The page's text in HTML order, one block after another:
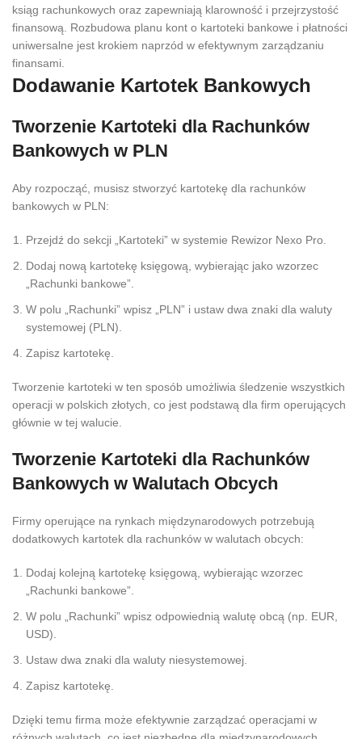
ksiąg rachunkowych oraz zapewniają klarowność i przejrzystość
finansową. Rozbudowa planu kont o kartoteki bankowe i płatności
uniwersalne jest krokiem naprzód w efektywnym zarządzaniu
finansami.
Dodawanie Kartotek Bankowych
Tworzenie Kartoteki dla Rachunków
Bankowych w PLN
Aby rozpocząć, musisz stworzyć kartotekę dla rachunków
bankowych w PLN:
Przejdź do sekcji „Kartoteki” w systemie Rewizor Nexo Pro.
Dodaj nową kartotekę księgową, wybierając jako wzorzec
„Rachunki bankowe”.
W polu „Rachunki” wpisz „PLN” i ustaw dwa znaki dla waluty
systemowej (PLN).
Zapisz kartotekę.
Tworzenie kartoteki w ten sposób umożliwia śledzenie wszystkich
operacji w polskich złotych, co jest podstawą dla firm operujących
głównie w tej walucie.
Tworzenie Kartoteki dla Rachunków
Bankowych w Walutach Obcych
Firmy operujące na rynkach międzynarodowych potrzebują
dodatkowych kartotek dla rachunków w walutach obcych:
Dodaj kolejną kartotekę księgową, wybierając wzorzec
„Rachunki bankowe”.
W polu „Rachunki” wpisz odpowiednią walutę obcą (np. EUR,
USD).
Ustaw dwa znaki dla waluty niesystemowej.
Zapisz kartotekę.
Dzięki temu firma może efektywnie zarządzać operacjami w